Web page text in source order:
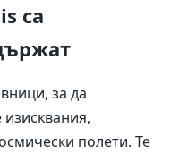
са
за да
полети. Те